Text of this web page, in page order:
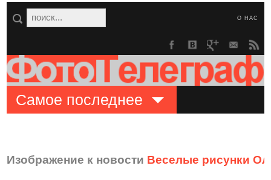
О НАС
Самое последнее
Изображение к новости Веселые рисунки